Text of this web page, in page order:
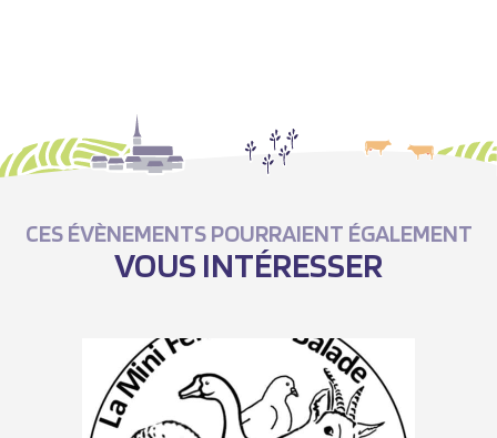
CES ÉVÈNEMENTS POURRAIENT ÉGALEMENT
VOUS INTÉRESSER